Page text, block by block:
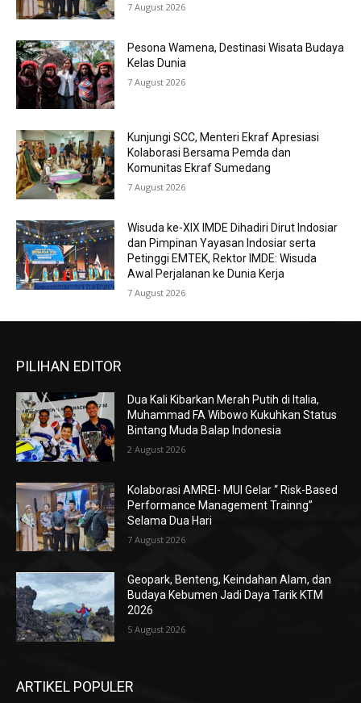
7 August 2026
Pesona Wamena, Destinasi Wisata Budaya
Kelas Dunia
7 August 2026
Kunjungi SCC, Menteri Ekraf Apresiasi
Kolaborasi Bersama Pemda dan
Komunitas Ekraf Sumedang
7 August 2026
Wisuda ke-XIX IMDE Dihadiri Dirut Indosiar
dan Pimpinan Yayasan Indosiar serta
Petinggi EMTEK, Rektor IMDE: Wisuda
Awal Perjalanan ke Dunia Kerja
7 August 2026
PILIHAN EDITOR
Dua Kali Kibarkan Merah Putih di Italia,
Muhammad FA Wibowo Kukuhkan Status
Bintang Muda Balap Indonesia
2 August 2026
Kolaborasi AMREI- MUI Gelar “ Risk-Based
Performance Management Trainng”
Selama Dua Hari
7 August 2026
Geopark, Benteng, Keindahan Alam, dan
Budaya Kebumen Jadi Daya Tarik KTM
2026
5 August 2026
ARTIKEL POPULER